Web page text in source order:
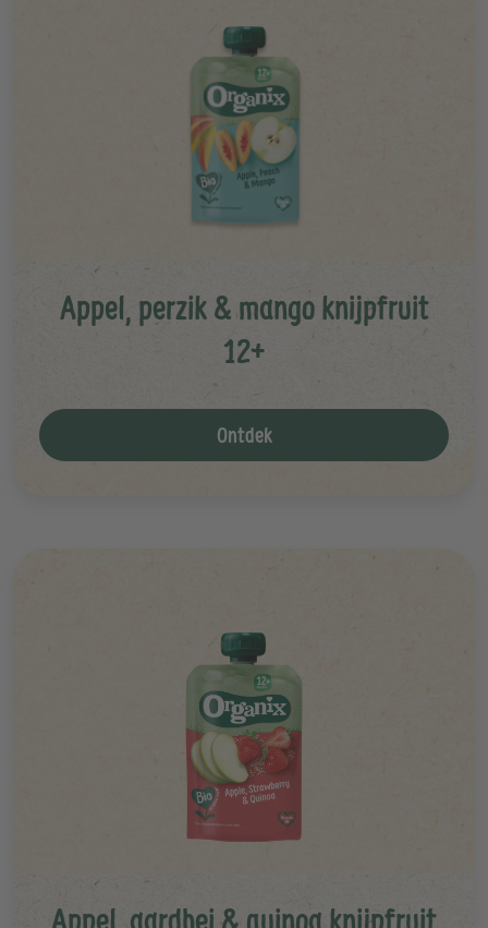
Appel, perzik & mango knijpfruit
12+
Ontdek